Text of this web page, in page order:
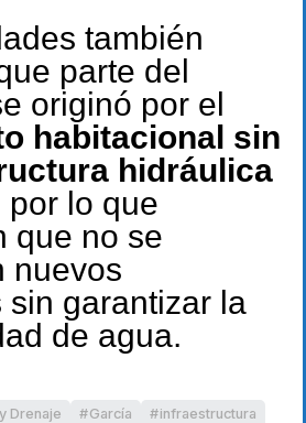
también
parte del
originó por el
habitacional sin
hidráulica
por lo que
que no se
nuevos
sin garantizar la
de agua.
Drenaje García
infraestructura